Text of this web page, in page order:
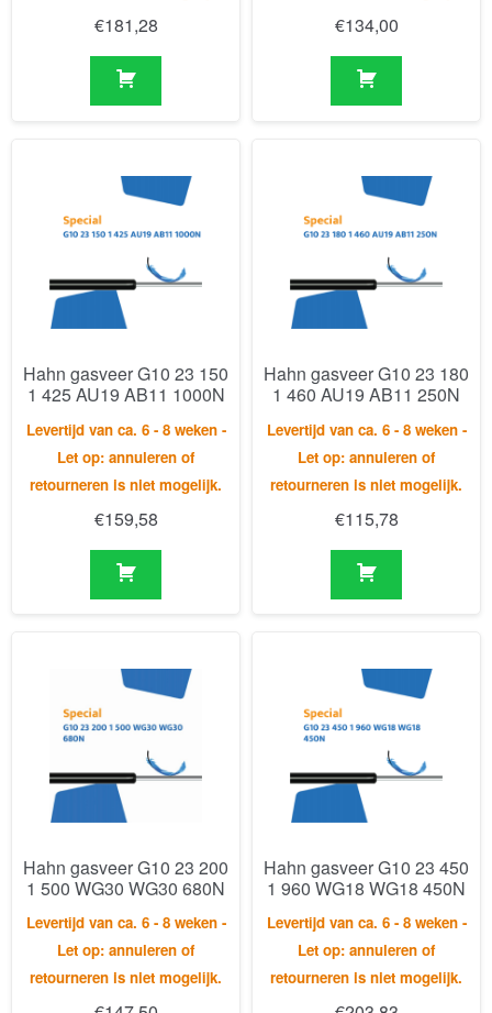
Hahn gasveer G10 23 150
1 425 AU19 AB11 1000N
Levertijd van ca. 6 - 8 weken -
retourneren is niet mogelijk.
Hahn gasveer G10 23 180
1 460 AU19 AB11 250N
Levertijd van ca. 6 - 8 weken -
retourneren is niet mogelijk.
Hahn gasveer G10 23 200
1 500 WG30 WG30 680N
Levertijd van ca. 6 - 8 weken -
retourneren is niet mogelijk.
€147,50
Hahn gasveer G10 23 450
1 960 WG18 WG18 450N
Levertijd van ca. 6 - 8 weken -
retourneren is niet mogelijk.
€203,83